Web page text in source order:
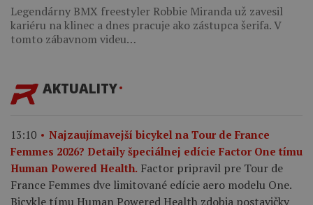
Legendárny BMX freestyler Robbie Miranda už zavesil
kariéru na klinec a dnes pracuje ako zástupca šerifa. V
tomto zábavnom videu…
AKTUALITY
13:10
Najzaujímavejší bicykel na Tour de France
Femmes 2026? Detaily špeciálnej edície Factor One tímu
Human Powered Health. Factor pripravil pre Tour de
France Femmes dve limitované edície aero modelu One.
Bicykle tímu Human Powered Health zdobia postavičky